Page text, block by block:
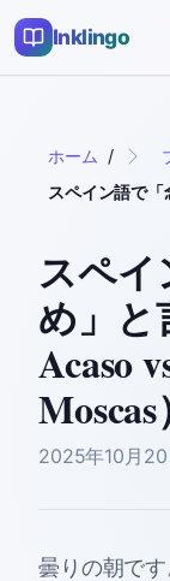
Inklingo
ホーム /
スペイン語で
スペイ
め」と
Acaso
Moscas
2025年10月20
曇りの朝で